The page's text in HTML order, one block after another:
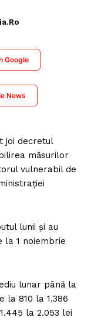
Google
News
joi decretul
măsurilor
vulnerabil de
lunii și au
la 1 noiembrie
lunar până la
la 810 la 1.386
la 2.053 lei